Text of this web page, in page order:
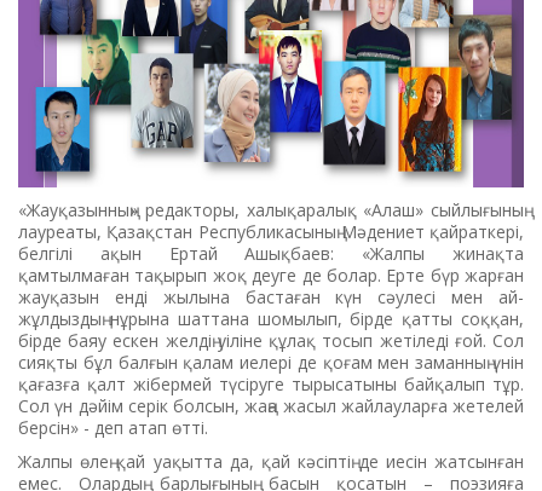
«Жауқазынның» редакторы, халықаралық «Алаш» сыйлығының
лауреаты, Қазақстан Республикасының Мәдениет қайраткері,
белгілі ақын Ертай Ашықбаев: «Жалпы жинақта
қамтылмаған тақырып жоқ деуге де болар. Ерте бүр жарған
жауқазын енді жылына бастаған күн сәулесі мен ай-
жұлдыздың нұрына шаттана шомылып, бірде қатты соққан,
бірде баяу ескен желдің уіліне құлақ тосып жетіледі ғой. Сол
сияқты бұл балғын қалам иелері де қоғам мен заманның үнін
қағазға қалт жібермей түсіруге тырысатыны байқалып тұр.
Сол үн дәйім серік болсын, жаңа жасыл жайлауларға жетелей
берсін» - деп атап өтті.
Жалпы өлең қай уақытта да, қай кәсіптің де иесін жатсынған
емес. Олардың барлығының басын қосатын – поэзияға